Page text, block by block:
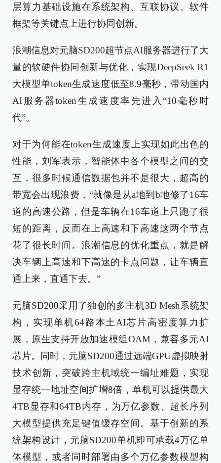
层算力基础设施在系统架构、互联协议、软件
框架等关键点上进行协同创新。
浪潮信息对元脑SD200超节点AI服务器进行了大
量的软硬件协同创新与优化，实现DeepSeek R1
大模型单token生成速度低至8.9毫秒，带动国内
AI服务器token生成速度率先进入“10毫秒时
代”。
对于为何能在token生成速度上实现如此出色的
性能，刘军表示，智能体中各个模型之间的交
互，很多时候通信数据包并不是很大，超高的
带宽会出现浪费，“就像是从a地到b地修了16车
道的高速公路，但是车辆在16车道上只跑了很
短的距离，反而在上高速和下高速这两个节点
花了很长时间。浪潮信息的优化重点，就是解
决车辆上高速和下高速的卡点问题，让车辆直
通上来，直通下去。”
元脑SD200采用了独创的多主机3D Mesh系统架
构，实现单机64路本土AI芯片高密度算力扩
展，原生支持开放加速模组OAM，兼容多元AI
芯片。同时，元脑SD200通过远端GPU虚拟映射
技术创新，突破跨主机域统一编址难题，实现
显存统一地址空间扩增8倍，单机可以提供最大
4TB显存和64TB内存，为万亿参数、超长序列
大模型提供充足键值缓存空间。基于创新的系
统架构设计，元脑SD200单机即可承载4万亿单
体模型，或者同时部署由多个万亿参数模型构